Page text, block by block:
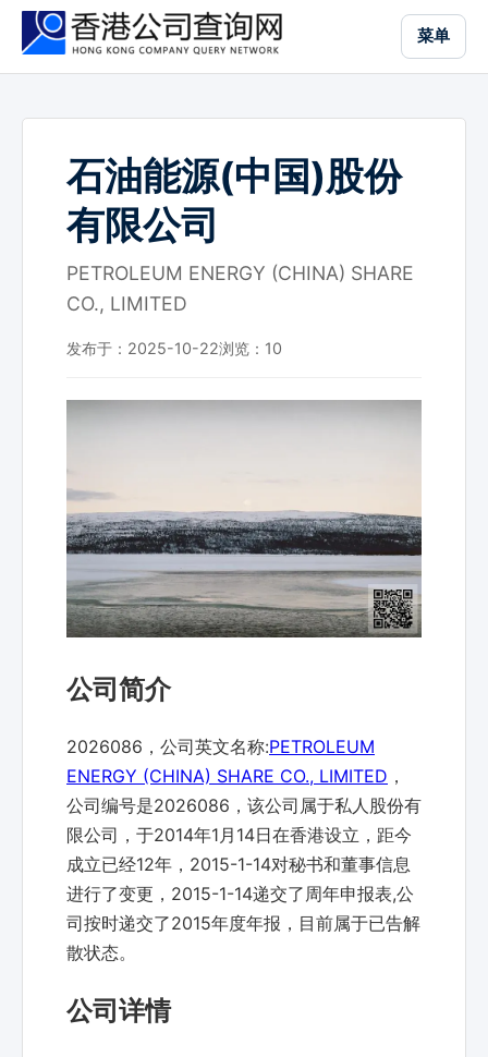
菜单
石油能源(中国)股份
有限公司
PETROLEUM ENERGY (CHINA) SHARE
CO., LIMITED
发布于：2025-10-22浏览： 10
公司简介
2026086，公司英文名称:PETROLEUM
ENERGY (CHINA) SHARE CO., LIMITED ，
公司编号是2026086，该公司属于私人股份有
限公司，于2014年1月14日在香港设立，距今
成立已经12年，2015-1-14对秘书和董事信息
进行了变更，2015-1-14递交了周年申报表,公
司按时递交了2015年度年报，目前属于已告解
散状态。
公司详情